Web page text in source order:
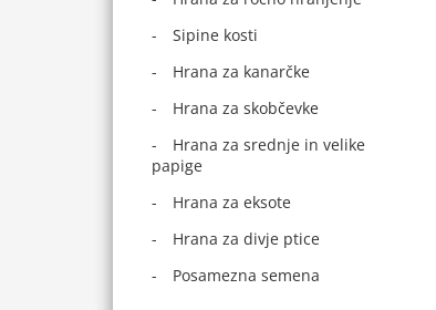
Sipine kosti
Hrana za kanarčke
Hrana za skobčevke
Hrana za srednje in velike
papige
Hrana za eksote
Hrana za divje ptice
Posamezna semena